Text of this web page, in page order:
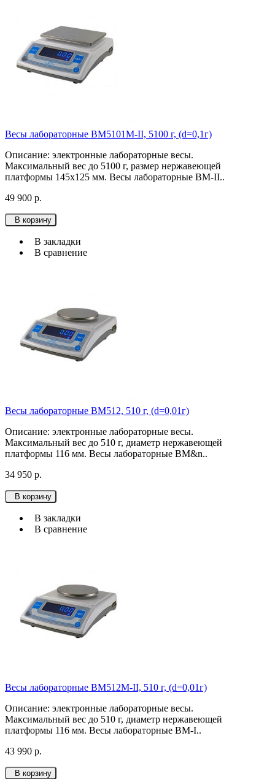
Весы лабораторные ВМ5101М-II, 5100 г, (d=0,1г)
Описание: электронные лабораторные весы.
Максимальный вес до 5100 г, размер нержавеющей
платформы 145х125 мм. Весы лабораторные ВМ-II..
49 900 р.
В корзину
В закладки
В сравнение
Весы лабораторные ВМ512, 510 г, (d=0,01г)
Описание: электронные лабораторные весы.
Максимальный вес до 510 г, диаметр нержавеющей
платформы 116 мм. Весы лабораторные ВМ&n..
34 950 р.
В корзину
В закладки
В сравнение
Весы лабораторные ВМ512М-II, 510 г, (d=0,01г)
Описание: электронные лабораторные весы.
Максимальный вес до 510 г, диаметр нержавеющей
платформы 116 мм. Весы лабораторные ВМ-I..
43 990 р.
В корзину